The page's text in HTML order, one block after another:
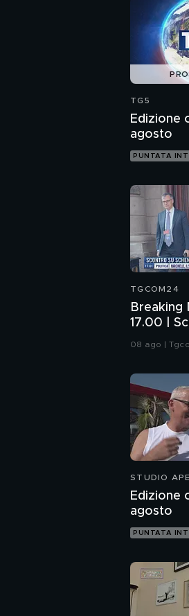
TG5
Edizione
agosto
PUNTATA
TGCOM24
Breaking
17.00 |
08 ago |
STUDIO
Edizione
agosto
PUNTATA